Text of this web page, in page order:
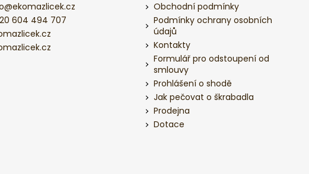
@ekomazlicek.cz
604 494 707
Obchodní podmínky
Podmínky ochrany osobních
údajů
Kontakty
Formulář pro odstoupení od
smlouvy
Prohlášení o shodě
Jak pečovat o škrabadla
Prodejna
Dotace